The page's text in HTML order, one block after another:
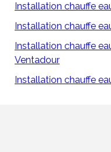
Installation chauffe
Installation chauffe
Installation chauffe
Ventadour
Installation chauffe